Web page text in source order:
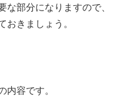
な部分になりますので、
おきましょう。
内容です。